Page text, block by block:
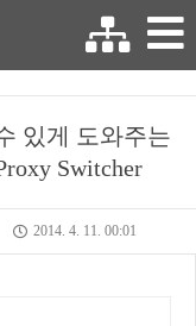
있게 도와주는
Switcher
2014. 4. 11. 00:01